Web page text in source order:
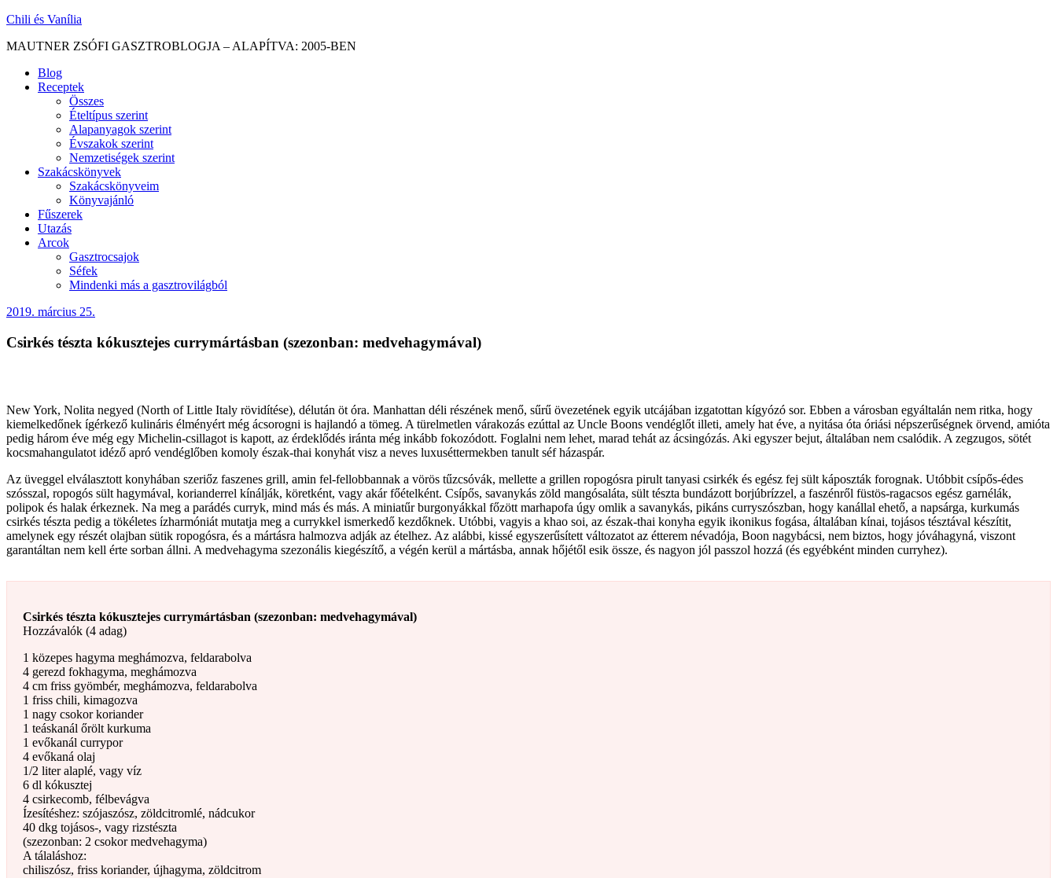
Skip
content
Chili és Vanília
MAUTNER ZSÓFI GASZTROBLOGJA – ALAPÍTVA: 2005-BEN
Blog
Receptek
Összes
Ételtípus szerint
Alapanyagok szerint
Évszakok szerint
Nemzetiségek szerint
Szakácskönyvek
Szakácskönyveim
Könyvajánló
Fűszerek
Utazás
Arcok
Gasztrocsajok
Séfek
Mindenki más a gasztrovilágból
2019. március 25.
Csirkés tészta kókusztejes currymártásban (szezonban: medvehagymával)
New York, Nolita negyed (North of Little Italy rövidítése), délután öt óra. Manhattan déli részének menő, sűrű övezetének egyik utcájában izgatottan kígyózó sor. Ebben a városban egyáltalán nem ritka, hogy
kiemelkedőnek ígérkező kulináris élményért még ácsorogni is hajlandó a tömeg. A türelmetlen várakozás ezúttal az Uncle Boons vendéglőt illeti, amely hat éve, a nyitása óta óriási népszerűségnek örvend, amióta
pedig három éve még egy Michelin-csillagot is kapott, az érdeklődés iránta még inkább fokozódott. Foglalni nem lehet, marad tehát az ácsingózás. Aki egyszer bejut, általában nem csalódik. A zegzugos, sötét
kocsmahangulatot idéző apró vendéglőben komoly észak-thai konyhát visz a neves luxuséttermekben tanult séf házaspár.
Az üveggel elválasztott konyhában szeriőz faszenes grill, amin fel-fellobbannak a vörös tűzcsóvák, mellette a grillen ropogósra pirult tanyasi csirkék és egész fej sült káposzták forognak. Utóbbit csípős-édes
szósszal, ropogós sült hagymával, korianderrel kínálják, köretként, vagy akár főételként. Csípős, savanykás zöld mangósaláta, sült tészta bundázott borjúbrízzel, a faszénről füstös-ragacsos egész garnélák,
polipok és halak érkeznek. Na meg a parádés curryk, mind más és más. A miniatűr burgonyákkal főzött marhapofa úgy omlik a savanykás, pikáns curryszószban, hogy kanállal ehető, a napsárga, kurkumás
csirkés tészta pedig a tökéletes ízharmóniát mutatja meg a currykkel ismerkedő kezdőknek. Utóbbi, vagyis a khao soi, az észak-thai konyha egyik ikonikus fogása, általában kínai, tojásos tésztával készítit,
amelynek egy részét olajban sütik ropogósra, és a mártásra halmozva adják az ételhez. Az alábbi, kissé egyszerűsített változatot az étterem névadója, Boon nagybácsi, nem biztos, hogy jóváhagyná, viszont
garantáltan nem kell érte sorban állni. A medvehagyma szezonális kiegészítő, a végén kerül a mártásba, annak hőjétől esik össze, és nagyon jól passzol hozzá (és egyébként minden curryhez).
Csirkés tészta kókusztejes currymártásban (szezonban: medvehagymával)
Hozzávalók (4 adag)
1 közepes hagyma meghámozva, feldarabolva
4 gerezd fokhagyma, meghámozva
4 cm friss gyömbér, meghámozva, feldarabolva
1 friss chili, kimagozva
1 nagy csokor koriander
1 teáskanál őrölt kurkuma
1 evőkanál currypor
4 evőkaná olaj
1/2 liter alaplé, vagy víz
6 dl kókusztej
4 csirkecomb, félbevágva
Ízesítéshez: szójaszósz, zöldcitromlé, nádcukor
40 dkg tojásos-, vagy rizstészta
(szezonban: 2 csokor medvehagyma)
A tálaláshoz:
chiliszósz, friss koriander, újhagyma, zöldcitrom